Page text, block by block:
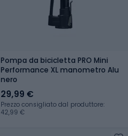
Pompa da bicicletta PRO Mini
Performance XL manometro Alu
nero
29,99 €
Prezzo consigliato dal produttore:
42,99 €